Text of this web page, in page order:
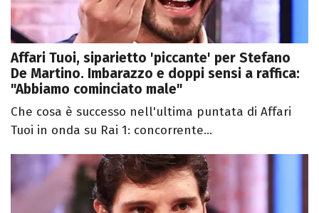
Affari Tuoi, siparietto 'piccante' per Stefano
De Martino. Imbarazzo e doppi sensi a raffica:
"Abbiamo cominciato male"
Che cosa è successo nell'ultima puntata di Affari
Tuoi in onda su Rai 1: concorrente...